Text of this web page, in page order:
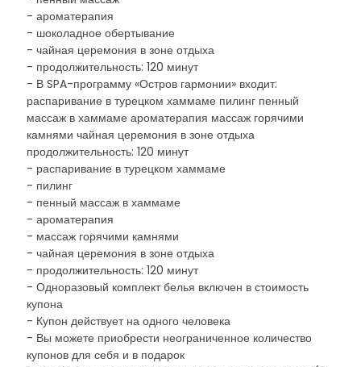
- ароматерапия
- шоколадное обертывание
- чайная церемония в зоне отдыха
- продолжительность: 120 минут
- В SPA-программу «Остров гармонии» входит:
распаривание в турецком хаммаме пилинг пенный
массаж в хаммаме ароматерапия массаж горячими
камнями чайная церемония в зоне отдыха
продолжительность: 120 минут
- распаривание в турецком хаммаме
- пилинг
- пенный массаж в хаммаме
- ароматерапия
- массаж горячими камнями
- чайная церемония в зоне отдыха
- продолжительность: 120 минут
- Одноразовый комплект белья включен в стоимость
купона
- Купон действует на одного человека
- Вы можете приобрести неограниченное количество
купонов для себя и в подарок